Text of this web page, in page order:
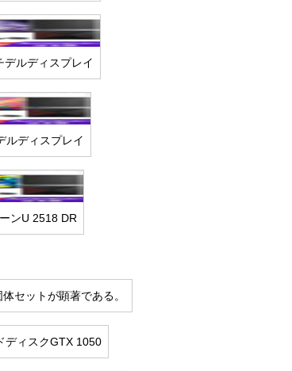
ルディスプレイ
ルディスプレイ
ンU 2518 DR
セットが顕著である。
ディスクGTX 1050